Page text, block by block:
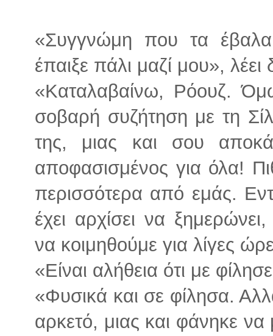
«Συγγνώμη που τα έβαλα
έπαιξε πάλι μαζί μου», λέει
«Καταλαβαίνω, Ρόουζ.
σοβαρή συζήτηση με τη
της, μιας και σου
αποφασισμένος για όλα!
περισσότερα από εμάς.
έχει αρχίσει να
να κοιμηθούμε για λίγες
«Είναι αλήθεια ότι με
«Φυσικά και σε φίλησα.
αρκετό, μιας και φάνηκε